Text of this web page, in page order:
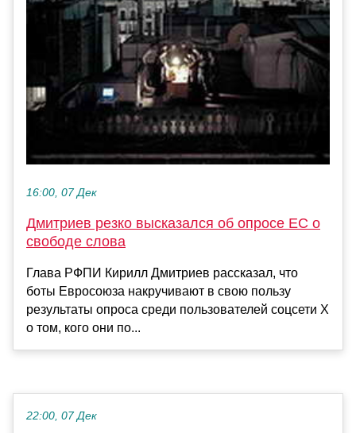
16:00, 07 Дек
Дмитриев резко высказался об опросе ЕС о
свободе слова
Глава РФПИ Кирилл Дмитриев рассказал, что
боты Евросоюза накручивают в свою пользу
результаты опроса среди пользователей соцсети Х
о том, кого они по...
22:00, 07 Дек